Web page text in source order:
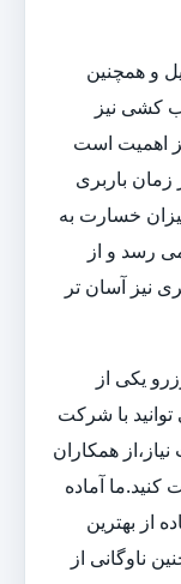
و همچنین
کشی نیز
اهمیت است
باربری
خسارت به
رسد و از
نیز آسان تر
یکی از
با شرکت
همکاران
کنید.ما آماده
از بهترین
ناوگانی از